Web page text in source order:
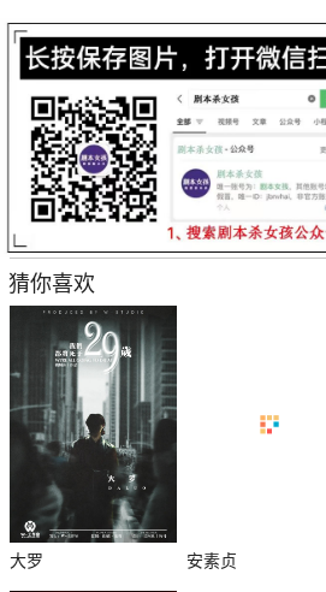
杀
猜你喜欢
大罗 安素贞